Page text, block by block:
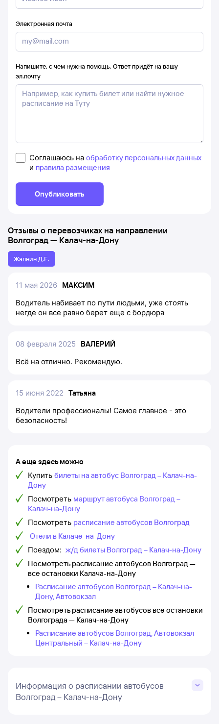
Электронная почта
Напишите, с чем нужна помощь. Ответ придёт на вашу
эл.почту
Соглашаюсь на обработку персональных данных
и правила размещения
Опубликовать
Отзывы о перевозчиках на направлении
Волгоград— Калач-на-Дону
Жалнин Д.Е.
11 мая 2026 МАКСИМ
Водитель набивает по пути людьми, уже стоять
негде он все равно берет еще с бордюра
08 февраля 2025
ВАЛЕРИЙ
Всё на отлично. Рекомендую.
15 июня 2022 Татьяна
Водители профессионалы! Самое главное - это
безопасность!
А еще здесь можно
Купить билеты на автобус Волгоград – Калач-на-
Дону
Посмотреть маршрут автобуса Волгоград –
Калач-на-Дону
Посмотреть расписание автобусов Волгоград
Отели в Калаче-на-Дону
Поездом: ж/д билеты Волгоград – Калач-на-Дону
Посмотреть расписание автобусов Волгоград —
все остановки Калача-на-Дону
Расписание автобусов Волгоград – Калач-на-
Дону, Автовокзал
Посмотреть расписание автобусов все остановки
Волгограда — Калач-на-Дону
Расписание автобусов Волгоград, Автовокзал
Центральный – Калач-на-Дону
Информация о расписании автобусов
Волгоград – Калач-на-Дону